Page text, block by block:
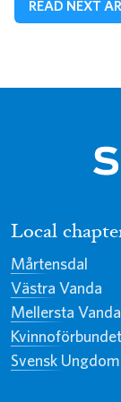
READ NEXT
Local
Mårtensdal
Västra Vanda
Mellersta Vanda
Kvinnoförbundet
Svensk Ungdom